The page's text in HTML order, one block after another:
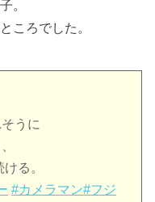
。
ころでした。
うに
る。
#カメラマン#フジ